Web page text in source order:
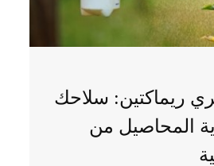
ريماكتين: سلاحك
المحاصيل من